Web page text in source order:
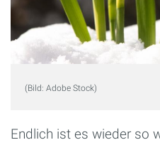
(Bild: Adobe Stock)
Endlich ist es wieder so